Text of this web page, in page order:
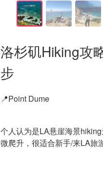
洛杉矶Hiking攻
步
📍Point Dume
个人认为是LA悬崖海景
微爬升，很适合新手/来LA旅